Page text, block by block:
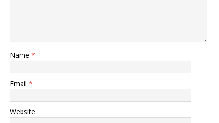
Name *
Email *
Website